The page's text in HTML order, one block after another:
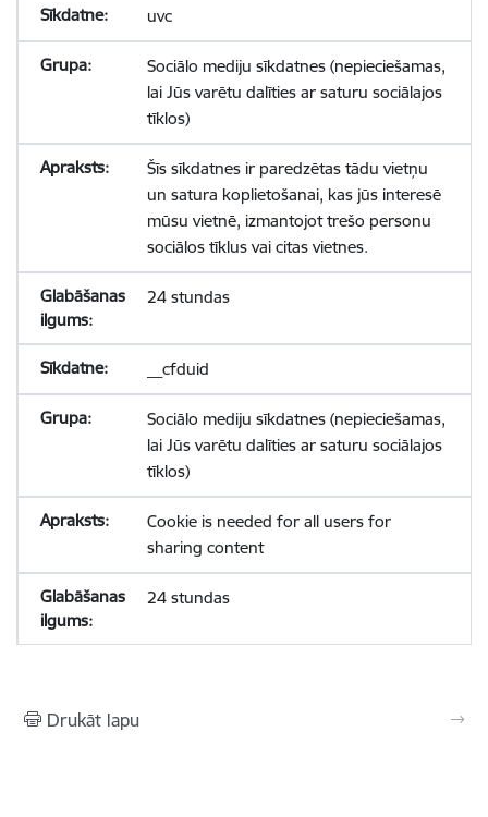
uvc
Sociālo mediju sīkdatnes (nepieciešamas,
lai Jūs varētu dalīties ar saturu sociālajos
tīklos)
Šīs sīkdatnes ir paredzētas tādu vietņu
un satura koplietošanai, kas jūs interesē
mūsu vietnē, izmantojot trešo personu
sociālos tīklus vai citas vietnes.
24 stundas
__cfduid
Sociālo mediju sīkdatnes (nepieciešamas,
lai Jūs varētu dalīties ar saturu sociālajos
tīklos)
Cookie is needed for all users for
sharing content
24 stundas
Drukāt lapu